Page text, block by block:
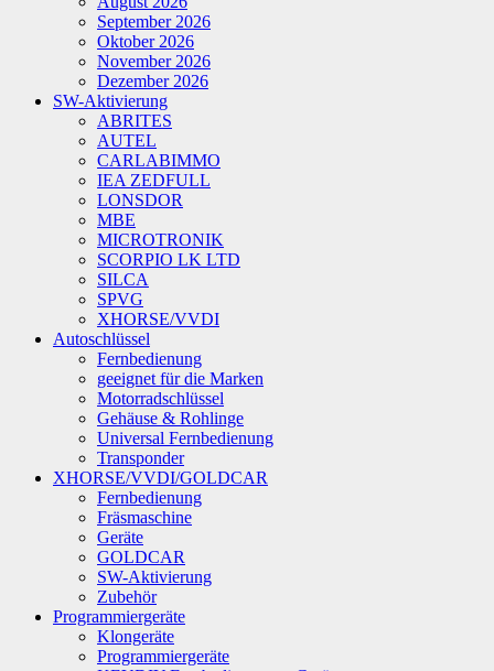
September 2026
Oktober 2026
November 2026
Dezember 2026
SW-Aktivierung
ABRITES
AUTEL
CARLABIMMO
IEA ZEDFULL
LONSDOR
MBE
MICROTRONIK
SCORPIO LK LTD
SILCA
SPVG
XHORSE/VVDI
Autoschlüssel
Fernbedienung
geeignet für die Marken
Motorradschlüssel
Gehäuse & Rohlinge
Universal Fernbedienung
Transponder
XHORSE/VVDI/GOLDCAR
Fernbedienung
Fräsmaschine
Geräte
GOLDCAR
SW-Aktivierung
Zubehör
Programmiergeräte
Klongeräte
Programmiergeräte